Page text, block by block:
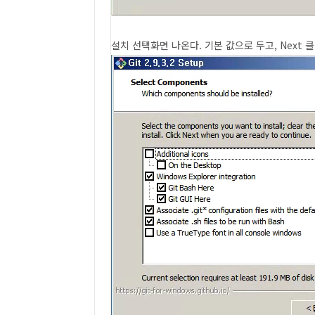
설치 선택화면 나온다. 기본 값으로 두고, Next